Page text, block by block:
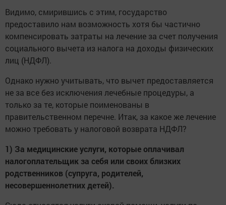
Видимо, смирившись с этим, государство
предоставило нам возможность хотя бы частично
компенсировать затраты на лечение за счет получения
социального вычета из налога на доходы физических
лиц (НДФЛ).
Однако нужно учитывать, что вычет предоставляется
не за все без исключения лечебные процедуры, а
только за те, которые поименованы в
правительственном перечне. Итак, за какое же лечение
можно требовать у налоговой возврата НДФЛ?
1) За медицинские услуги, которые оплачивал
налогоплательщик за себя или своих близких
родственников (супруга, родителей,
несовершеннолетних детей).